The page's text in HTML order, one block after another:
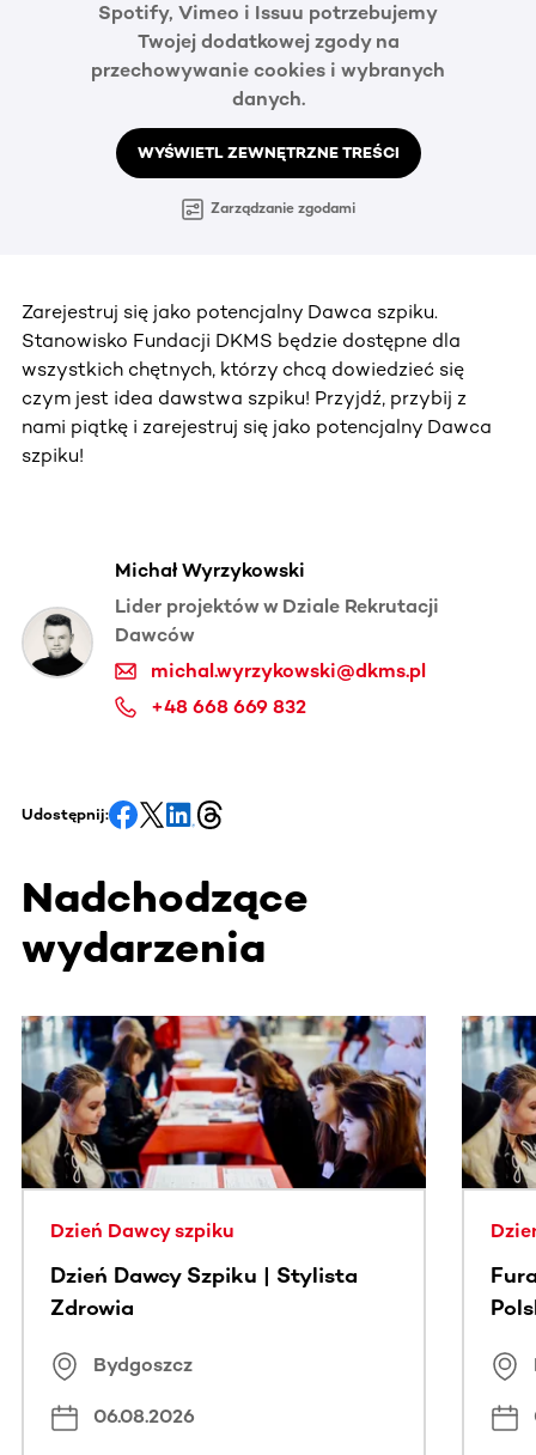
Spotify, Vimeo i Issuu potrzebujemy
Twojej dodatkowej zgody na
przechowywanie cookies i wybranych
danych.
WYŚWIETL ZEWNĘTRZNE TREŚCI
Zarządzanie zgodami
Zarejestruj się jako potencjalny Dawca szpiku.
Stanowisko Fundacji DKMS będzie dostępne dla
wszystkich chętnych, którzy chcą dowiedzieć się
czym jest idea dawstwa szpiku! Przyjdź, przybij z
nami piątkę i zarejestruj się jako potencjalny Dawca
szpiku!
Michał Wyrzykowski
Lider projektów w Dziale Rekrutacji
Dawców
michal.wyrzykowski@dkms.pl
+48 668 669 832
Udostępnij:
Nadchodzące
wydarzenia
Ta sekcja zawiera treści przewijane w poziomie. Użyj
Dzień Dawcy szpiku
Dzień Dawcy Szpiku | Stylista
Zdrowia
Bydgoszcz
06.08.2026